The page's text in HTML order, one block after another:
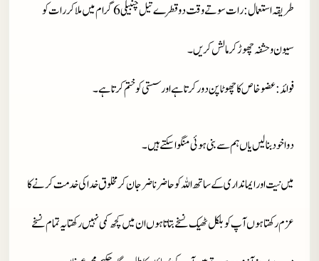
طریقہ استعمال
: رات سوتے وقت دو قطرے تیل چنبیلی 6 گرام میں ملا کر رات کو
سیون و حشفہ چھوڑ کر مالش کریں۔
فوائد: عضو خاص کا چھوٹا پن دور کرتا ہے اور سستی کو ختم کرتا ہے۔
دوا خود بنا لیں یاں ہم سے بنی ہوئی منگوا سکتے ہیں۔
میں نیت اور ایمانداری کے ساتھ اللہ کو حاضر ناضر جان کر مخلوق خدا کی خدمت کرنے کا
عزم رکھتا ہوں آپ کو بلکل ٹھیک نسخے بتاتا ہوں ان میں کچھ کمی نہیں رکھتا یہ تمام نسخے